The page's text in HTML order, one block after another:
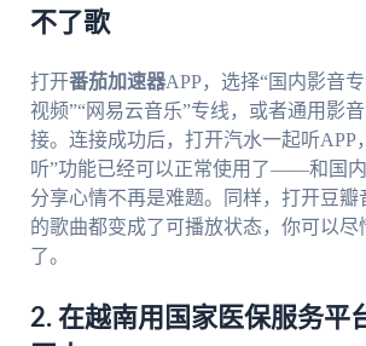
不了歌
打开番茄加速器APP，选择“国内影音
视频”“网易云音乐”专线，或者通用影
接。连接成功后，打开汽水一起听APP
听”功能已经可以正常使用了——和国内
分享心情不再是难题。同样，打开豆瓣
的歌曲都变成了可播放状态，你可以尽
了。
2. 在越南用国家医保服务平